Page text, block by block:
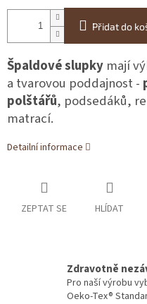
Přidat do
Špaldové slupky mají
a tvarovou poddajnost -
polštářů, podsedáků,
matrací.
Detailní informace
ZEPTAT SE HLÍDAT
Zdravotně
Pro naší výrobu
Oeko-Tex®